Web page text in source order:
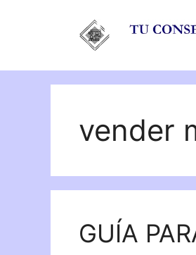
vender
GUÍA